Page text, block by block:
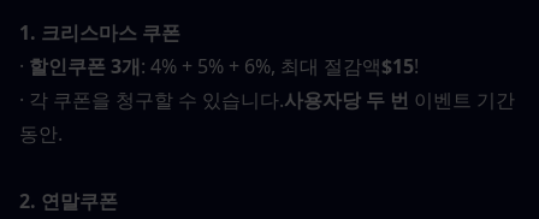
1. 크리스마스 쿠폰
· 할인쿠폰 3개: 4% + 5% + 6%, 최대 절감액$15!
· 각 쿠폰을 청구할 수 있습니다.사용자당 두 번 이벤트 기간
동안.
2. 연말쿠폰